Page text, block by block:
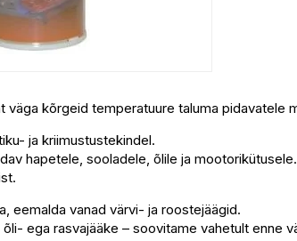
väga kõrgeid temperatuure taluma pidavatele
ja kriimustustekindel.
hapetele, sooladele, õlile ja mootorikütusele.
eemalda vanad värvi- ja roostejäägid.
ega rasvajääke – soovitame vahetult enne